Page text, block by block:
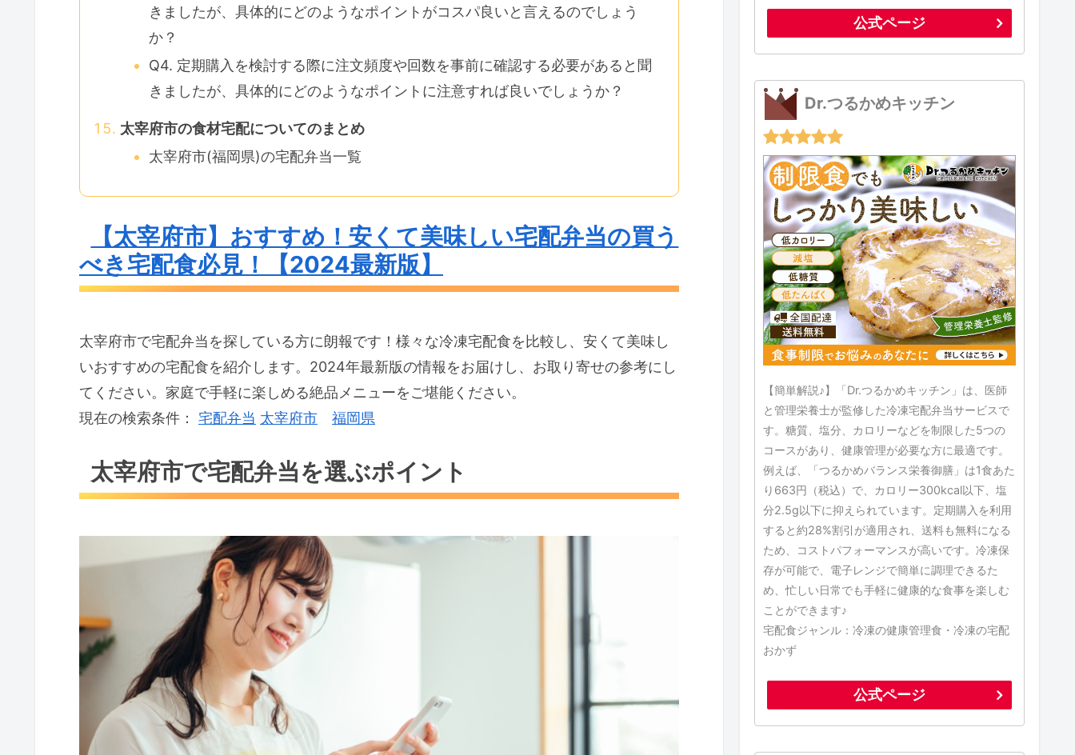
きましたが、具体的にどのようなポイントがコスパ良いと言えるのでしょう
か？
Q4. 定期購入を検討する際に注文頻度や回数を事前に確認する必要があると聞
きましたが、具体的にどのようなポイントに注意すれば良いでしょうか？
太宰府市の食材宅配についてのまとめ
太宰府市(福岡県)の宅配弁当一覧
【太宰府市】おすすめ！安くて美味しい宅配弁当の買う
べき宅配食必見！【2024最新版】
太宰府市で宅配弁当を探している方に朗報です！様々な冷凍宅配食を比較し、安くて美味し
いおすすめの宅配食を紹介します。2024年最新版の情報をお届けし、お取り寄せの参考にし
てください。家庭で手軽に楽しめる絶品メニューをご堪能ください。
現在の検索条件： 宅配弁当 太宰府市 福岡県
太宰府市で宅配弁当を選ぶポイント
公式ページ
Dr.つるかめキッチン
【簡単解説♪】「Dr.つるかめキッチン」は、医師
と管理栄養士が監修した冷凍宅配弁当サービスで
す。糖質、塩分、カロリーなどを制限した5つの
コースがあり、健康管理が必要な方に最適です。
例えば、「つるかめバランス栄養御膳」は1食あた
り663円（税込）で、カロリー300kcal以下、塩
分2.5g以下に抑えられています。定期購入を利用
すると約28%割引が適用され、送料も無料になる
ため、コストパフォーマンスが高いです。冷凍保
存が可能で、電子レンジで簡単に調理できるた
め、忙しい日常でも手軽に健康的な食事を楽しむ
ことができます♪
宅配食ジャンル：冷凍の健康管理食・冷凍の宅配
おかず
公式ページ